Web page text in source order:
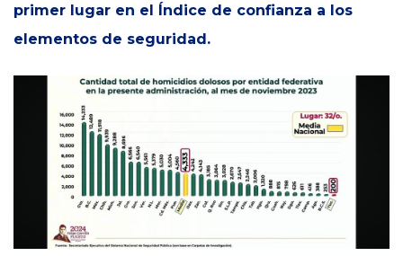
primer lugar en el Índice de confianza a los
elementos de seguridad.